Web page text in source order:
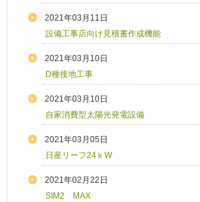
2021年03月11日
設備工事店向け見積書作成機能
2021年03月10日
D種接地工事
2021年03月10日
自家消費型太陽光発電設備
2021年03月05日
日産リーフ24ｋW
2021年02月22日
SIM2 MAX